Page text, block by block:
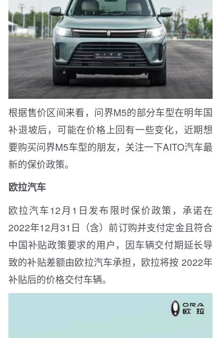
根据售价区间来看，问界M5的部分车型在明年国
补退坡后，可能在价格上回有一些变化，近期想
要购买问界M5车型的朋友，关注一下AITO汽车最
新的保价政策。
欧拉汽车
欧拉汽车12月1日发布限时保价政策，承诺在
2022年12月31日（含）前订购并支付定金且符合
中国补贴政策要求的用户，因车辆交付期延长导
致的补贴差额由欧拉汽车承担，欧拉将按 2022年
补贴后的价格交付车辆。